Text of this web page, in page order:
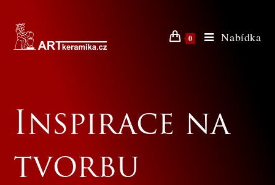
0 Nabídka
Inspirace na
tvorbu